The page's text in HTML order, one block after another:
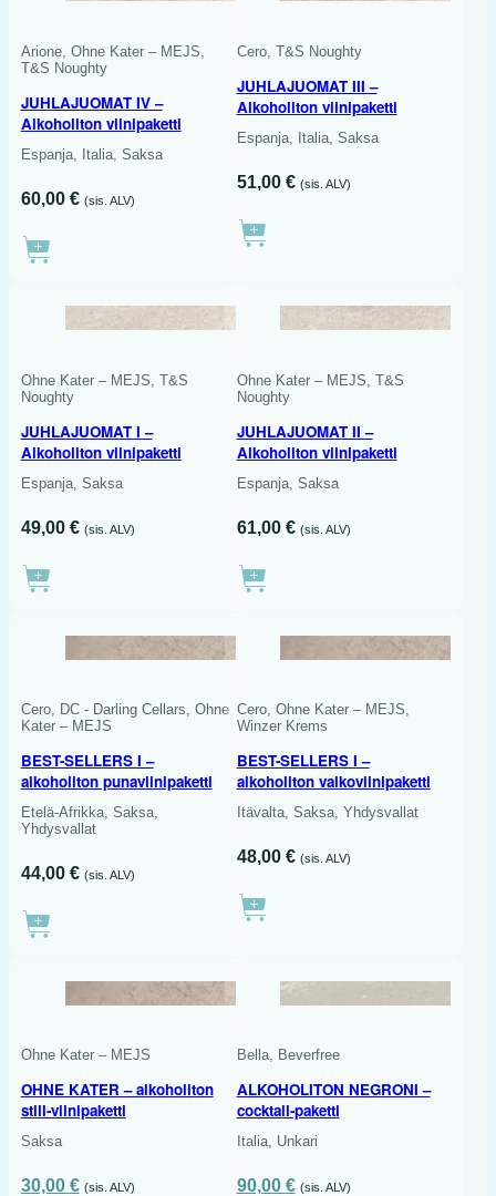
Arione, Ohne Kater – MEJS,
T&S Noughty
JUHLAJUOMAT IV –
Alkoholiton viinipaketti
Espanja, Italia, Saksa
60,00 € (sis. ALV)
Cero, T&S Noughty
JUHLAJUOMAT III –
Alkoholiton viinipaketti
Espanja, Italia, Saksa
51,00 € (sis. ALV)
Ohne Kater – MEJS, T&S
Noughty
JUHLAJUOMAT I –
Alkoholiton viinipaketti
Espanja, Saksa
49,00 € (sis. ALV)
Ohne Kater – MEJS, T&S
Noughty
JUHLAJUOMAT II –
Alkoholiton viinipaketti
Espanja, Saksa
61,00 € (sis. ALV)
Cero, DC - Darling Cellars, Ohne
Kater – MEJS
BEST-SELLERS I –
alkoholiton punaviinipaketti
Etelä-Afrikka, Saksa,
Yhdysvallat
44,00 € (sis. ALV)
Cero, Ohne Kater – MEJS,
Winzer Krems
BEST-SELLERS I –
alkoholiton valkoviinipaketti
Itävalta, Saksa, Yhdysvallat
48,00 € (sis. ALV)
Ohne Kater – MEJS
OHNE KATER – alkoholiton
still-viinipaketti
Saksa
Alkuperäinen
30,00 €Nykyinen
(sis. ALV)
Bella, Beverfree
ALKOHOLITON NEGRONI –
cocktail-paketti
Italia, Unkari
Alkuperäinen
90,00 €Nykyinen
(sis. ALV)